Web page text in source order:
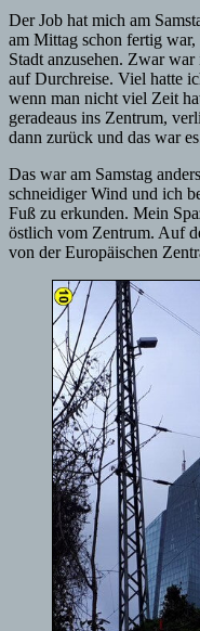
Der Job hat mich am
am Mittag schon fertig
Stadt anzusehen. Zwar
auf Durchreise. Viel hatte
wenn man nicht viel Zeit
geradeaus ins Zentrum,
dann zurück und das war
Das war am Samstag
schneidiger Wind und ich
Fuß zu erkunden. Mein
östlich vom Zentrum. Auf
von der Europäischen